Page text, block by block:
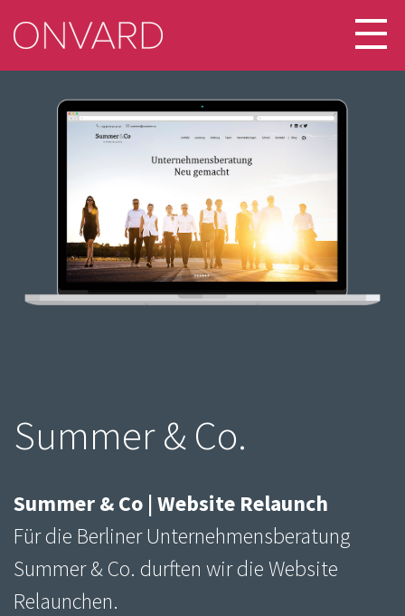
Summer & Co.
Summer & Co | Website Relaunch
Für die Berliner Unternehmensberatung
Summer & Co. durften wir die Website
Relaunchen.